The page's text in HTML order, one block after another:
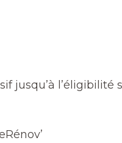
jusqu’à l’éligibilité